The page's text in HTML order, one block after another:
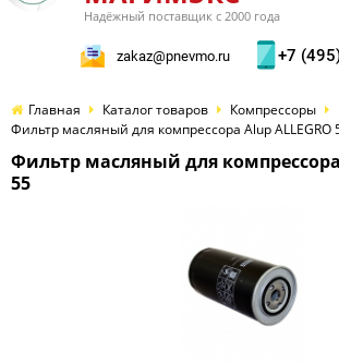
Надёжный поставщик с 2000 года
zakaz@pnevmo.ru +7
Главная Каталог товаров
Компрессоры
Фильтр масляный для компрессора Alup ALLEGRO
Фильтр масляный для компрессора
55